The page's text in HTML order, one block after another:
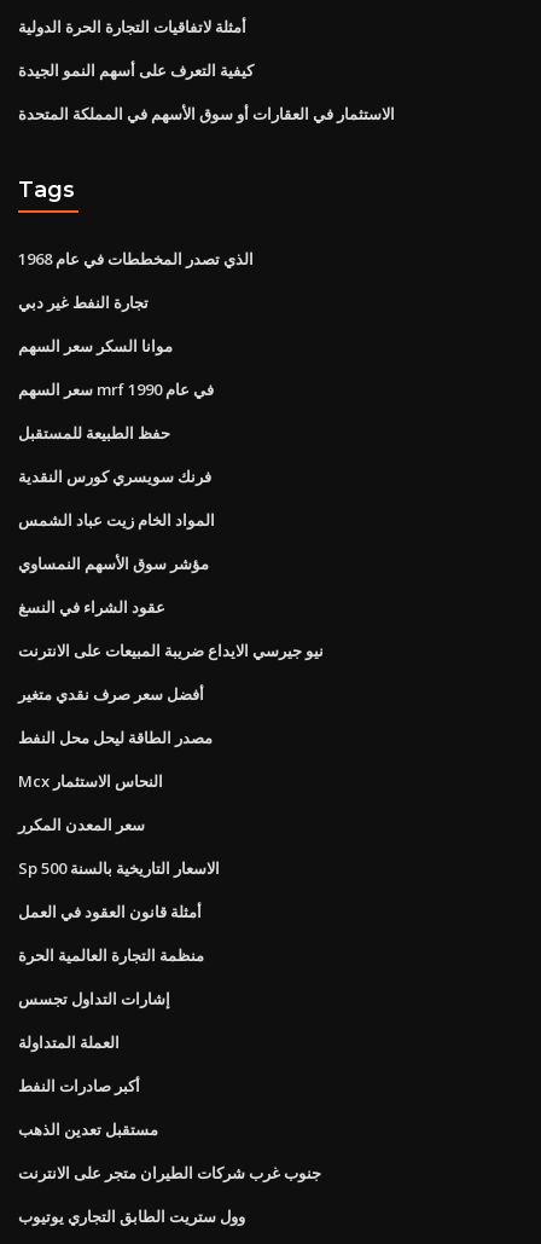
أمثلة لاتفاقيات التجارة الحرة الدولية
كيفية التعرف على أسهم النمو الجيدة
الاستثمار في العقارات أو سوق الأسهم في المملكة المتحدة
Tags
الذي تصدر المخططات في عام 1968
تجارة النفط غير دبي
موانا السكر سعر السهم
سعر السهم mrf في عام 1990
حفظ الطبيعة للمستقبل
فرنك سويسري كورس النقدية
المواد الخام زيت عباد الشمس
مؤشر سوق الأسهم النمساوي
عقود الشراء في النسغ
نيو جيرسي الايداع ضريبة المبيعات على الانترنت
أفضل سعر صرف نقدي متغير
مصدر الطاقة ليحل محل النفط
Mcx النحاس الاستثمار
سعر المعدن المكرر
Sp 500 الاسعار التاريخية بالسنة
أمثلة قانون العقود في العمل
منظمة التجارة العالمية الحرة
إشارات التداول تجسس
العملة المتداولة
أكبر صادرات النفط
مستقبل تعدين الذهب
جنوب غرب شركات الطيران متجر على الانترنت
وول ستريت الطابق التجاري يوتيوب